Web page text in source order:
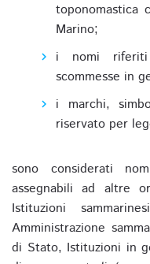
toponomastica
Marino;
i nomi
scommesse in
i marchi,
riservato per
sono considerati
assegnabili ad altre
Istituzioni
Amministrazione
di Stato, Istituzioni in